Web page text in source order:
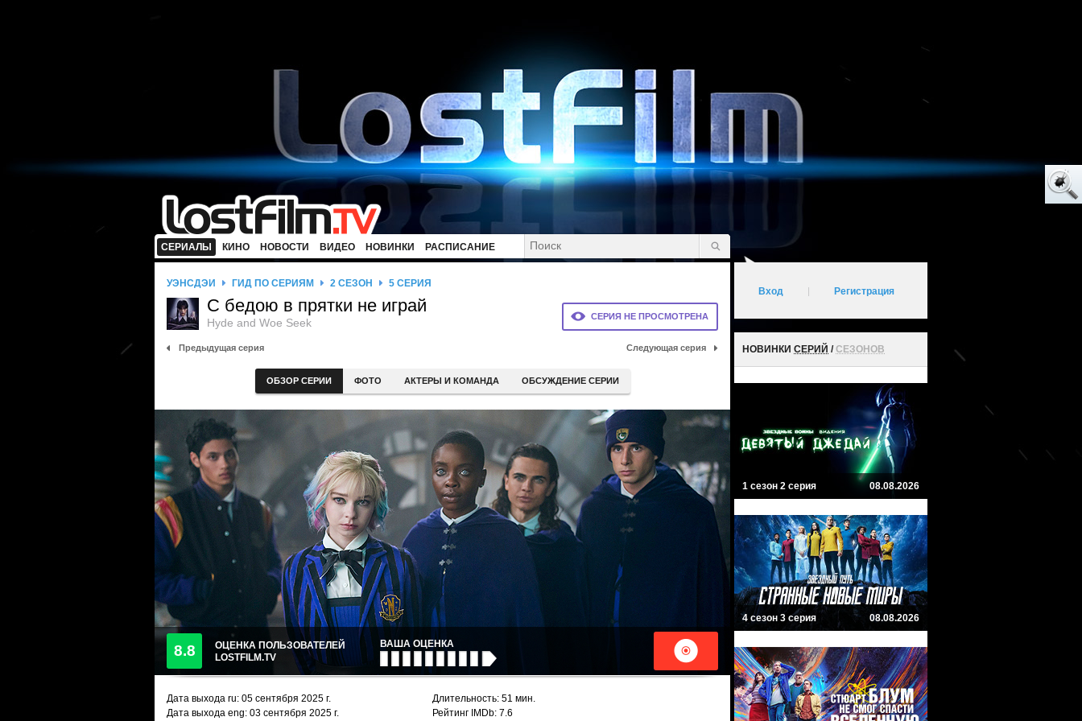
СЕРИАЛЫ КИНО НОВОСТИ ВИДЕО НОВИНКИ РАСПИСАНИЕ
СЕРИЯ НЕ ПРОСМОТРЕНА
УЭНСДЭЙ ГИД ПО СЕРИЯМ 2 СЕЗОН 5 СЕРИЯ
С бедою в прятки не играй
Hyde and Woe Seek
Предыдущая серия Следующая серия
ОБЗОР СЕРИИ ФОТО АКТЕРЫ И КОМАНДА ОБСУЖДЕНИЕ СЕРИИ
8.8
ОЦЕНКА ПОЛЬЗОВАТЕЛЕЙ
LOSTFILM.TV
ВАША ОЦЕНКА
Дата выхода ru: 05 сентября 2025 г.
Дата выхода eng: 03 сентября 2025 г.
Длительность: 51 мин.
Рейтинг IMDb: 7.6
Вход Регистрация
НОВИНКИ СЕРИЙ /СЕЗОНОВ
1 сезон 2 серия 08.08.2026
4 сезон 3 серия 08.08.2026